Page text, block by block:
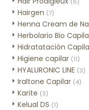
Hairgen (7)
Henna Cream de
Herbolario Bio
Hidratatación
Higiene capilar (11)
HYALURONIC LINE (3)
Iraltone Capilar (4)
Karite (3)
Kelual DS (1)